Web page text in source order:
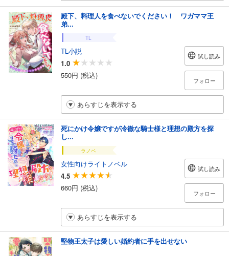
殿下、料理人を食べないでください！ ワガママ王
弟...
TL
TL小説
1.0
550円 (税込)
試し読み
フォロー
あらすじを表示する
死にかけ令嬢ですが冷徹な騎士様と理想の殿方を探
し...
ラノベ
女性向けライトノベル
4.5
660円 (税込)
試し読み
フォロー
あらすじを表示する
堅物王太子は愛しい婚約者に手を出せない